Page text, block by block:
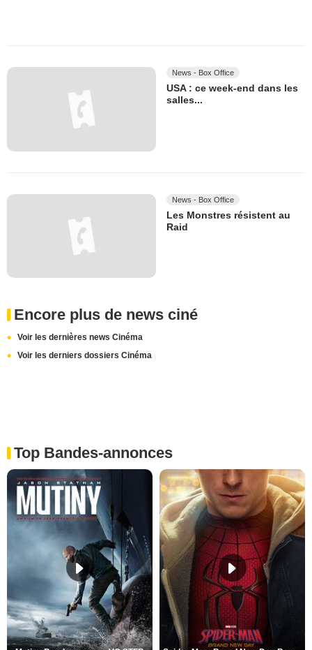
News - Box Office
USA : ce week-end dans les
salles...
News - Box Office
Les Monstres résistent au
Raid
Encore plus de news ciné
Voir les dernières news Cinéma
Voir les derniers dossiers Cinéma
Top Bandes-annonces